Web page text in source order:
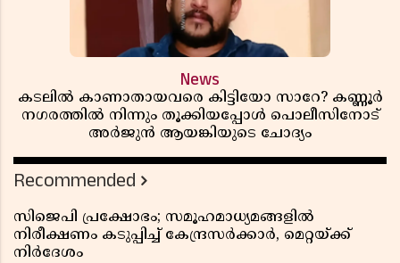
News
കടലിൽ കാണാതായവരെ കിട്ടിയോ സാറേ? കണ്ണൂർ
നഗരത്തിൽ നിന്നും തൂക്കിയപ്പോൾ പൊലീസിനോട്
അർജുൻ ആയങ്കിയുടെ ചോദ്യം
Recommended
സിജെപി പ്രക്ഷോഭം; സമൂഹമാധ്യമങ്ങളിൽ
നിരീക്ഷണം കടുപ്പിച്ച് കേന്ദ്രസർക്കാർ, മെറ്റയ്ക്ക്
നിർദേശം